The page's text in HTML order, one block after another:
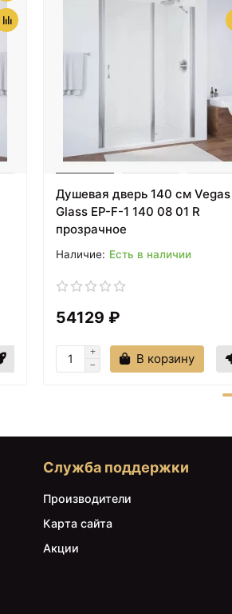
Душевая дверь 140 см Vegas
Glass EP-F-1 140 08 01 R
прозрачное
Есть в наличии
54129 ₽
В корзину
Служба поддержки
Производители
Карта сайта
Акции